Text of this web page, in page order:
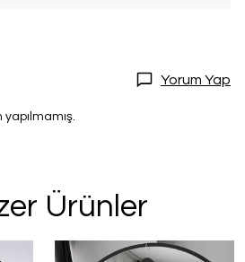
Yorum Yap
Ürünler